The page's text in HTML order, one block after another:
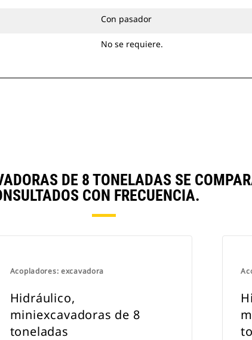
Con pasador
No se requiere.
DE 8 TONELADAS SE
CON FRECUENCIA.
Acopladores: excavadora
Hidráulico,
miniexcavadoras de 8
toneladas